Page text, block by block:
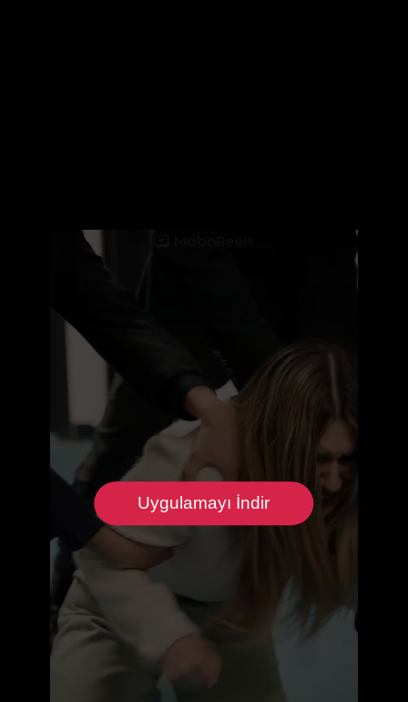
Uygulamayı İndir